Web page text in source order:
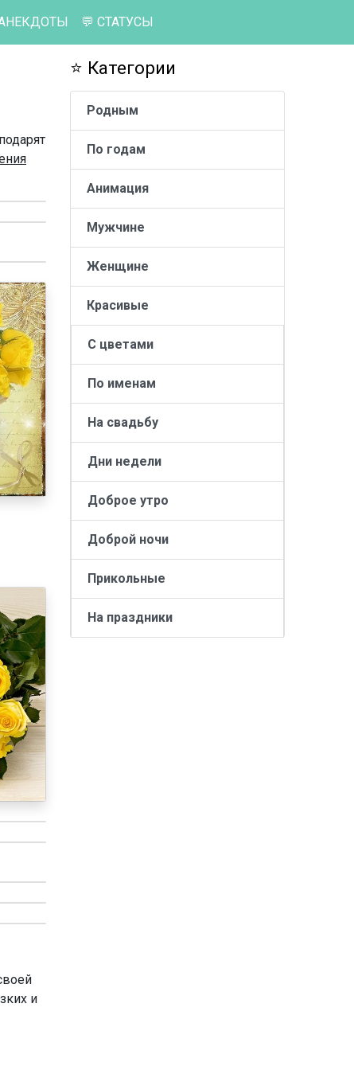
💬 СТАТУСЫ
и
⭐ Категории
Родным
По годам
Анимация
Мужчине
Женщине
Красивые
С цветами
По именам
На свадьбу
Дни недели
Доброе утро
Доброй ночи
Прикольные
На праздники